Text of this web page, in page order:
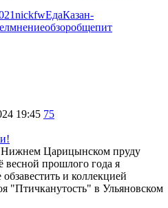
nickfwЕдаКазан-
мнениеобзоробщепит
19:45 75
Царицынском пруду
прошлого года я
и коллекцией
"Птичканутость" в Ульяновском